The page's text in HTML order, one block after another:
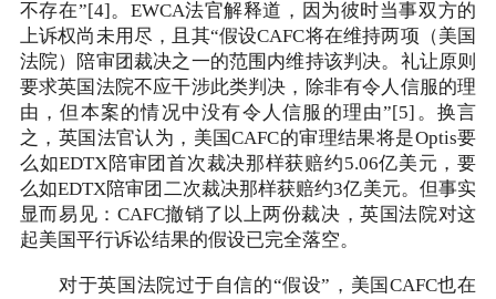
不存在”[4]。EWCA法官解释道，因为彼时当事双方的
上诉权尚未用尽，且其“假设CAFC将在维持两项（美国
法院）陪审团裁决之一的范围内维持该判决。礼让原则
要求英国法院不应干涉此类判决，除非有令人信服的理
由，但本案的情况中没有令人信服的理由”[5]。换言
之，英国法官认为，美国CAFC的审理结果将是Optis要
么如EDTX陪审团首次裁决那样获赔约5.06亿美元，要
么如EDTX陪审团二次裁决那样获赔约3亿美元。但事实
显而易见：CAFC撤销了以上两份裁决，英国法院对这
起美国平行诉讼结果的假设已完全落空。
对于英国法院过于自信的“假设”，美国CAFC也在